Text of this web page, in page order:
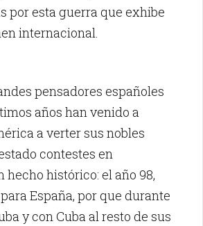
por esta guerra que exhibe
internacional.
pensadores españoles
años han venido a
a verter sus nobles
contestes en
hecho histórico: el año 98,
España, por que durante
y con Cuba al resto de sus